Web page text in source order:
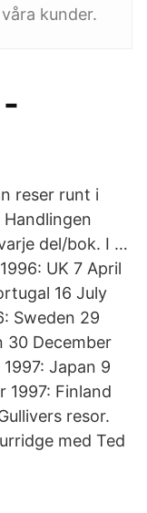
kunder.
reser runt i
del/bok. I …
UK 7 April
16 July
Sweden 29
30 December
Japan 9
1997: Finland
resor.
med Ted